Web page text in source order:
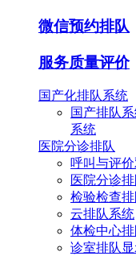
微信预约排队
服务质量评价
国产化排队系统
国产排队
系统
医院分诊排队
呼叫与评
医院分诊
检验检查
云排队系统
体检中心
诊室排队